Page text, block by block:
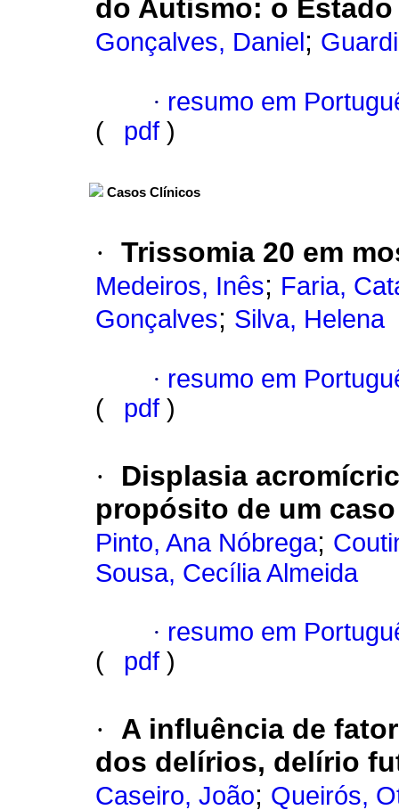
do Autismo: o
Gonçalves, Daniel ;
· resumo em
(
pdf )
Casos Clínicos
· Trissomia 20 em
Medeiros, Inês; Faria,
Gonçalves; Silva, Helena
· resumo em
(
pdf )
·
Displasia
propósito de um
Pinto, Ana Nóbrega;
Sousa, Cecília Almeida
· resumo em
(
pdf )
·
A influência de
dos delírios, delírio
Caseiro, João; Queirós,